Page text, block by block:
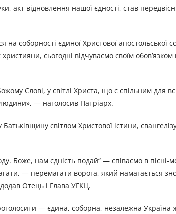
акт відновлення нашої єдності, став
соборності єдиної Христової апостольської
сьогодні відчуваємо своїм обов’язком
Слові, у світлі Христа, що є спільним для
— наголосив Патріарх.
світлом Христової істини,
Боже, нам єдність подай“ — співаємо в пісні-
— перемагати ворога, який намагається
Отець і Глава УГКЦ.
— єдина, соборна, незалежна Україна